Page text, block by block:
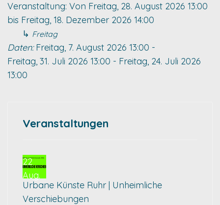
Veranstaltung: Von Freitag, 28. August 2026 13:00
bis Freitag, 18. Dezember 2026 14:00
↳ Freitag
Daten:Freitag, 7. August 2026 13:00 -
Freitag, 31. Juli 2026 13:00 - Freitag, 24. Juli 2026
13:00
Veranstaltungen
22
Aug.
Urbane Künste Ruhr | Unheimliche
Verschiebungen